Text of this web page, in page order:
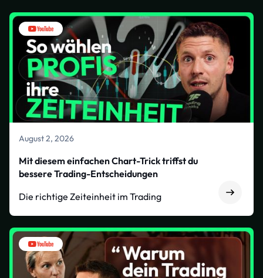
August 2, 2026
Mit diesem einfachen Chart-Trick triffst du
bessere Trading-Entscheidungen
Die richtige Zeiteinheit im Trading